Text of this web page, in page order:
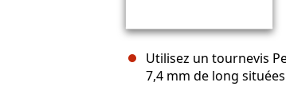
Utilisez un tournevis
7,4 mm de long